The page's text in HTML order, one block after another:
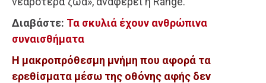
Διαβάστε: Τα σκυλιά έχουν ανθρώπινα
συναισθήματα
Η μακροπρόθεσμη μνήμη που αφορά τα
ερεθίσματα μέσω της οθόνης αφής δεν